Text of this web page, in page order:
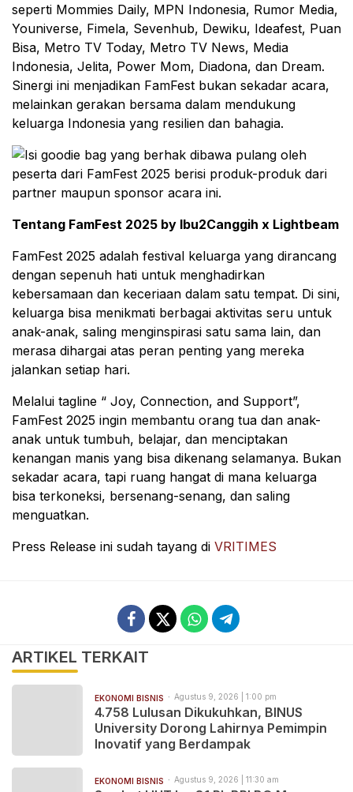
seperti Mommies Daily, MPN Indonesia, Rumor Media,
Youniverse, Fimela, Sevenhub, Dewiku, Ideafest, Puan
Bisa, Metro TV Today, Metro TV News, Media
Indonesia, Jelita, Power Mom, Diadona, dan Dream.
Sinergi ini menjadikan FamFest bukan sekadar acara,
melainkan gerakan bersama dalam mendukung
keluarga Indonesia yang resilien dan bahagia.
Tentang FamFest 2025 by Ibu2Canggih x Lightbeam
FamFest 2025 adalah festival keluarga yang dirancang
dengan sepenuh hati untuk menghadirkan
kebersamaan dan keceriaan dalam satu tempat. Di sini,
keluarga bisa menikmati berbagai aktivitas seru untuk
anak-anak, saling menginspirasi satu sama lain, dan
merasa dihargai atas peran penting yang mereka
jalankan setiap hari.
Melalui tagline “ Joy, Connection, and Support”,
FamFest 2025 ingin membantu orang tua dan anak-
anak untuk tumbuh, belajar, dan menciptakan
kenangan manis yang bisa dikenang selamanya. Bukan
sekadar acara, tapi ruang hangat di mana keluarga
bisa terkoneksi, bersenang-senang, dan saling
menguatkan.
Press Release ini sudah tayang di VRITIMES
ARTIKEL TERKAIT
EKONOMI BISNIS Agustus 9, 2026 | 1:00 pm
4.758 Lulusan Dikukuhkan, BINUS
University Dorong Lahirnya Pemimpin
Inovatif yang Berdampak
EKONOMI BISNIS Agustus 9, 2026 | 11:30 am